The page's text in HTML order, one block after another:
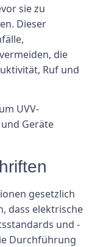
sie zu
Dieser
die
Ruf und
UVV-
Geräte
gesetzlich
dass elektrische
und -
Durchführung